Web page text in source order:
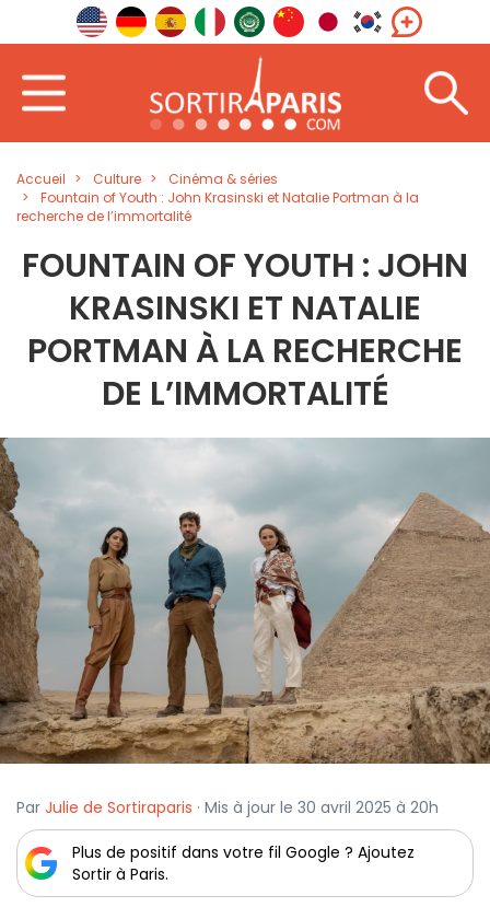
Accueil Culture
Cinéma & séries
Fountain of Youth : John Krasinski et Natalie Portman à la
recherche de l’immortalité
FOUNTAIN OF YOUTH : JOHN
KRASINSKI ET NATALIE
PORTMAN À LA RECHERCHE
DE L’IMMORTALITÉ
Par Julie de Sortiraparis · Mis à jour le 30 avril 2025 à 20h
Plus de positif dans votre fil Google ? Ajoutez
Sortir à Paris.